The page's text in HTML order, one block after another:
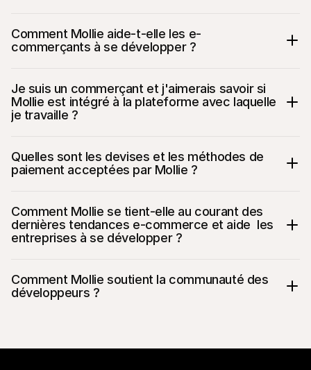
paiement européennes et internationales
Intégration rapide et simple avec les
principales plateformes e-commerce
Assistance localisée et service client
multilingue
des options de paiement flexibles
Comment Mollie aide-t-elle les e-
commerçants à se développer ?
Je suis un commerçant et j'aimerais savoir si
Mollie est intégré à la plateforme avec laquelle
je travaille ?
Quelles sont les devises et les méthodes de
paiement acceptées par Mollie ?
Comment Mollie se tient-elle au courant des
dernières tendances e-commerce et aide  les
entreprises à se développer ?
Comment Mollie soutient la communauté des
développeurs ?